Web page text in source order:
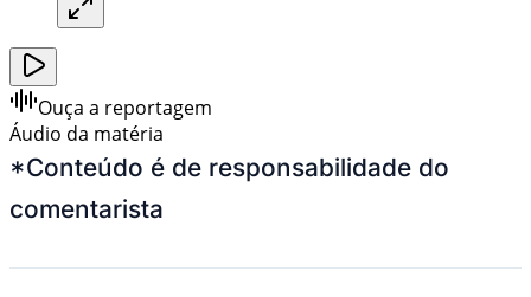
Ouça a reportagem
Áudio da matéria
*Conteúdo é de responsabilidade do
comentarista